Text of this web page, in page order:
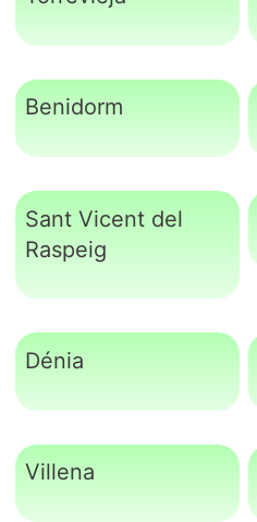
Benidorm
Sant Vicent del
Raspeig
Dénia
Villena